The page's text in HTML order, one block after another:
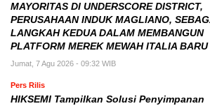
MAYORITAS DI UNDERSCORE DISTRICT,
PERUSAHAAN INDUK MAGLIANO,
LANGKAH KEDUA DALAM MEMBANGUN
PLATFORM MEREK MEWAH ITALIA BARU
Jumat, 7 Agu 2026 - 09:32 WIB
Pers Rilis
HIKSEMI Tampilkan Solusi Penyimpanan